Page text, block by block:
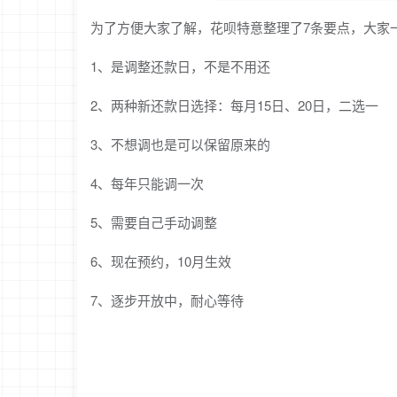
为了方便大家了解，花呗特意整理了7条要点，大家
1、是调整还款日，不是不用还
2、两种新还款日选择：每月15日、20日，二选一
3、不想调也是可以保留原来的
4、每年只能调一次
5、需要自己手动调整
6、现在预约，10月生效
7、逐步开放中，耐心等待